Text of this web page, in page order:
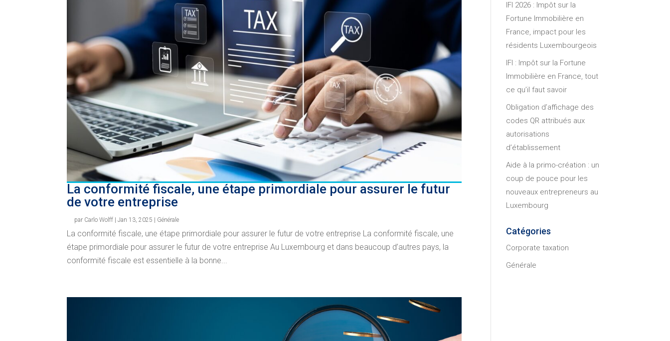
La conformité fiscale, une étape primordiale pour assurer le futur
de votre entreprise
par Carlo Wolff |Jan 13, 2025 Générale
La conformité fiscale, une étape primordiale pour assurer le futur de votre entreprise La conformité fiscale, une
étape primordiale pour assurer le futur de votre entreprise Au Luxembourg et dans beaucoup d’autres pays, la
conformité fiscale est essentielle à la bonne...
IFI 2026 : Impôt sur la
Fortune Immobilière en
France, impact pour les
résidents Luxembourgeois
IFI : Impôt sur la Fortune
Immobilière en France, tout
ce qu’il faut savoir
Obligation d’affichage des
codes QR attribués aux
autorisations
d’établissement
Aide à la primo-création : un
coup de pouce pour les
nouveaux entrepreneurs au
Luxembourg
Catégories
Corporate taxation
Générale